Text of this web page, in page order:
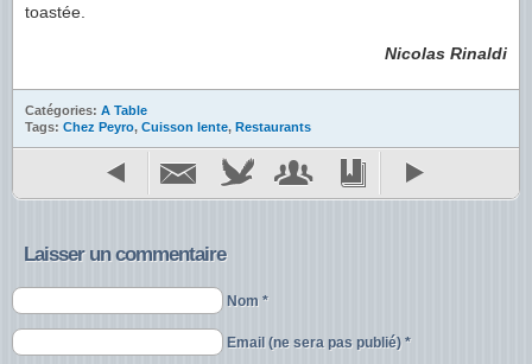
toastée.
Nicolas Rinaldi
Catégories: A Table
Tags: Chez Peyro, Cuisson lente, Restaurants
Laisser un commentaire
Nom *
Email (ne sera pas publié) *